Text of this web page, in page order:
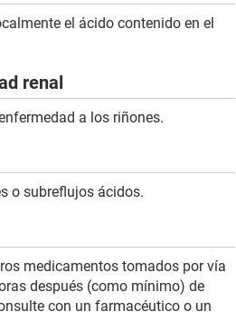
el ácido contenido en el
renal
a los riñones.
o subreflujos ácidos.
medicamentos tomados por vía
después (como mínimo) de
con un farmacéutico o un